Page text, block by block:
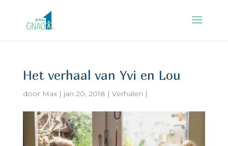
Het verhaal van Yvi en Lou
door Max| jan 20, 2018 | Verhalen |